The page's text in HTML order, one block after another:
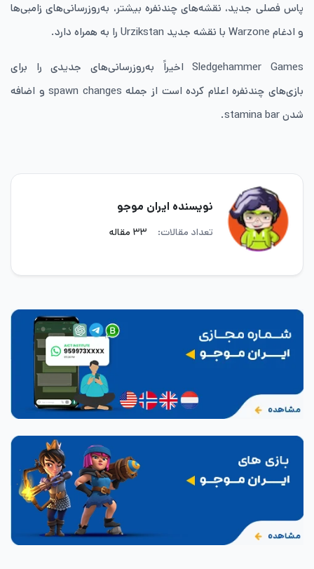
پاس فصلی جدید، نقشه‌های چندنفره بیشتر، به‌روزرسانی‌های زامبی‌ها
و ادغام Warzone با نقشه جدید Urzikstan را به همراه دارد.
Sledgehammer Games اخیراً به‌روزرسانی‌های جدیدی را برای
بازی‌های چندنفره اعلام کرده است از جمله spawn changes و اضافه
شدن stamina bar.
نویسنده ایران موجو
تعداد مقالات: ۳۳ مقاله